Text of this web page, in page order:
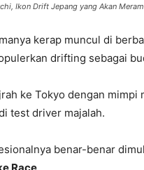
Ikon Drift Jepang yang Akan
kerap muncul di
drifting sebagai
ke Tokyo dengan
test driver majalah.
benar-benar
Race.